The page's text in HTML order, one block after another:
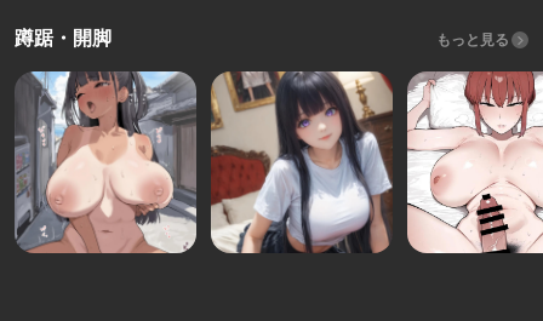
蹲踞・開脚 もっと見る